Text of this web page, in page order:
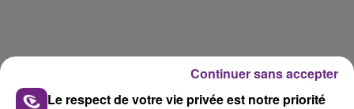
Le respect de votre vie privée est notre priorité
Continuer sans accepter